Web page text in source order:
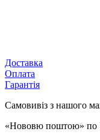
Доставка
Оплата
Гарантія
Самовивіз з нашого
«Нововю поштою» по